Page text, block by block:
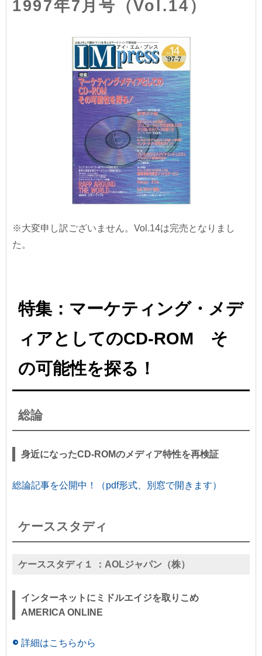
1997年7月号（Vol.14）
※大変申し訳ございません。Vol.14は完売となりまし
た。
特集：マーケティング・メデ
ィアとしてのCD-ROM そ
の可能性を探る！
総論
身近になったCD-ROMのメディア特性を再検証
総論記事を公開中！（pdf形式、別窓で開きます）
ケーススタディ
ケーススタディ１ ： AOLジャパン（株）
インターネットにミドルエイジを取りこめ
AMERICA ONLINE
詳細はこちらから